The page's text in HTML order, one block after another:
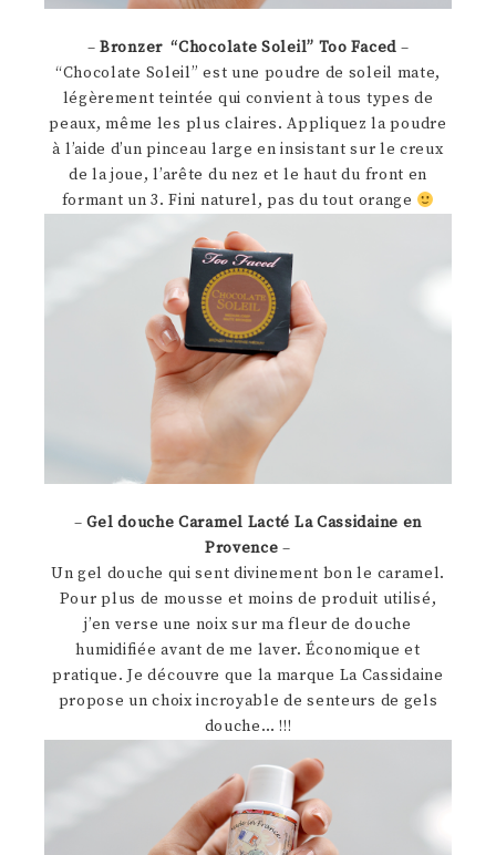
– Bronzer “Chocolate Soleil” Too Faced–
“Chocolate Soleil” est une poudre de soleil mate,
légèrement teintée qui convient à tous types de
peaux, même les plus claires. Appliquez la poudre
à l’aide d’un pinceau large en insistant sur le creux
de la joue, l’arête du nez et le haut du front en
formant un 3. Fini naturel, pas du tout orange
– Gel douche Caramel Lacté La Cassidaine en
Provence –
Un gel douche qui sent divinement bon le caramel.
Pour plus de mousse et moins de produit utilisé,
j’en verse une noix sur ma fleur de douche
humidifiée avant de me laver. Économique et
pratique. Je découvre que la marque La Cassidaine
propose un choix incroyable de senteurs de gels
douche… !!!